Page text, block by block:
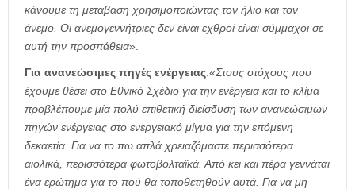
κάνουμε τη μετάβαση χρησιμοποιώντας τον ήλιο και τον
άνεμο. Οι ανεμογεννήτριες δεν είναι εχθροί είναι σύμμαχοι σε
αυτή την προσπάθεια».
Για ανανεώσιμες πηγές ενέργειας:«Στους στόχους που
έχουμε θέσει στο Εθνικό Σχέδιο για την ενέργεια και το κλίμα
προβλέπουμε μία πολύ επιθετική διείσδυση των ανανεώσιμων
πηγών ενέργειας στο ενεργειακό μίγμα για την επόμενη
δεκαετία. Για να το πω απλά χρειαζόμαστε περισσότερα
αιολικά, περισσότερα φωτοβολταϊκά. Από κει και πέρα γεννάται
ένα ερώτημα για το πού θα τοποθετηθούν αυτά. Για να μη